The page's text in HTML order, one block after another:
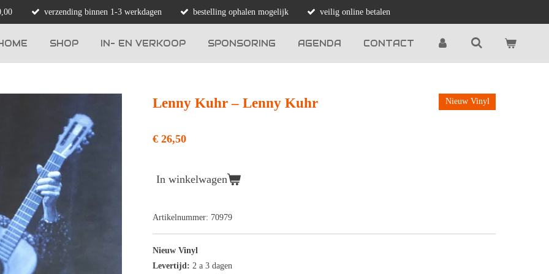
verzending binnen 1-3 werkdagen bestelling ophalen mogelijk veilig online betalen
SHOP IN- EN VERKOOP SPONSORING AGENDA CONTACT
Lenny Kuhr – Lenny Kuhr Nieuw Vinyl
€ 26,50
In winkelwagen
Artikelnummer: 70979
Nieuw Vinyl
Levertijd: 2 a 3 dagen